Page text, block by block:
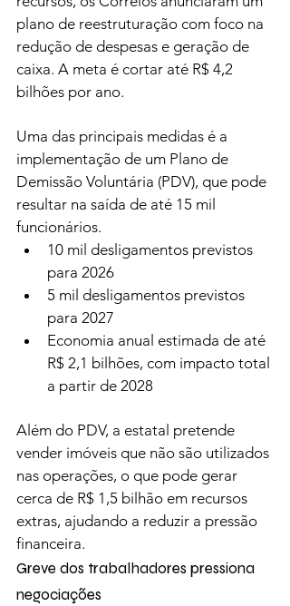
plano de reestruturação com foco na
redução de despesas e geração de
caixa. A meta é cortar até R$ 4,2
bilhões por ano.
Uma das principais medidas é a
implementação de um Plano de
Demissão Voluntária (PDV), que pode
resultar na saída de até 15 mil
funcionários.
10 mil desligamentos previstos
para 2026
5 mil desligamentos previstos
para 2027
Economia anual estimada de até
R$ 2,1 bilhões, com impacto total
a partir de 2028
Além do PDV, a estatal pretende
vender imóveis que não são utilizados
nas operações, o que pode gerar
cerca de R$ 1,5 bilhão em recursos
extras, ajudando a reduzir a pressão
financeira.
Greve dos trabalhadores pressiona
negociações